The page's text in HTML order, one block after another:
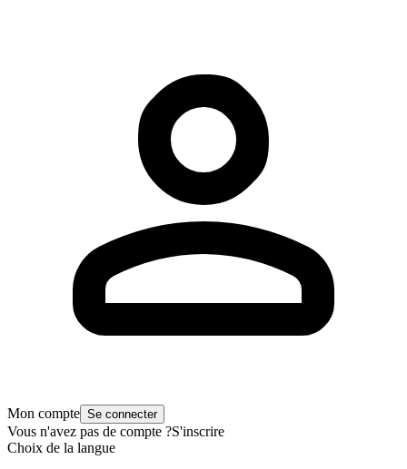
Mon compte Se connecter
Vous n'avez pas de compte ?S'inscrire
Choix de la langue